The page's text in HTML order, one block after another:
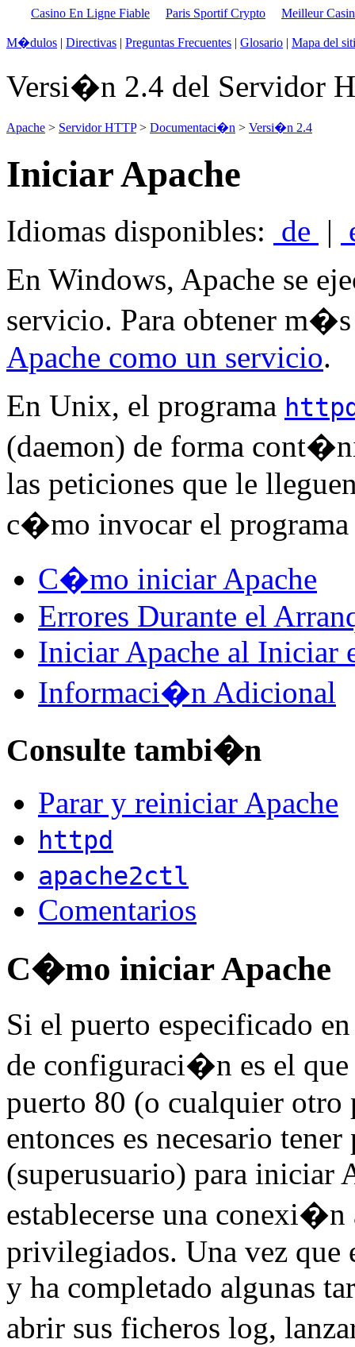
Casino En Ligne Fiable Paris Sportif Crypto Meilleur
M�dulos | Directivas | Preguntas Frecuentes | Glosario | Mapa del
Versi�n 2.4 del Servidor
Apache > Servidor HTTP> Documentaci�n > Versi�n 2.4
Iniciar Apache
Idiomas disponibles: de |
En Windows, Apache se
servicio. Para obtener
Apache como un servicio.
En Unix, el programa
(daemon) de forma
las peticiones que le
c�mo invocar el
C�mo iniciar Apache
Errores Durante el
Iniciar Apache al Iniciar
Informaci�n Adicional
Consulte tambi�n
Parar y reiniciar Apache
httpd
apache2ctl
Comentarios
C�mo iniciar Apache
Si el puerto especificado
de configuraci�n es el que
puerto 80 (o cualquier
entonces es necesario
(superusuario) para iniciar
establecerse una
privilegiados. Una vez que
y ha completado algunas
abrir sus ficheros log,